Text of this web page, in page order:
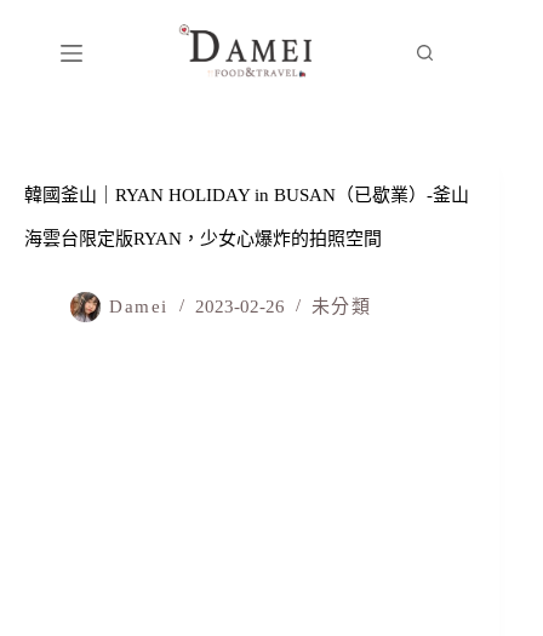
韓國釜山｜RYAN HOLIDAY in BUSAN（已歇業）-釜山
海雲台限定版RYAN，少女心爆炸的拍照空間
Damei 2023-02-26 未分類